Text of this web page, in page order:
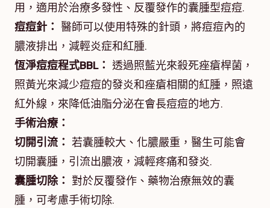
用，適用於治療多發性、反覆發作的囊腫型痘痘.
痘痘針： 醫師可以使用特殊的針頭，將痘痘內的
膿液排出，減輕炎症和紅腫.
恆淨痘痘程式BBL： 透過照藍光來殺死痤瘡桿菌，
照黃光來減少痘痘的發炎和痤瘡相關的紅腫，照遠
紅外線，來降低油脂分泌在會長痘痘的地方.
手術治療：
切開引流： 若囊腫較大、化膿嚴重，醫生可能會
切開囊腫，引流出膿液，減輕疼痛和發炎.
囊腫切除： 對於反覆發作、藥物治療無效的囊
腫，可考慮手術切除.